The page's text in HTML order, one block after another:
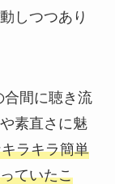
しつつあり
合間に聴き流
素直さに魅
ラキラ簡単
ていたこ